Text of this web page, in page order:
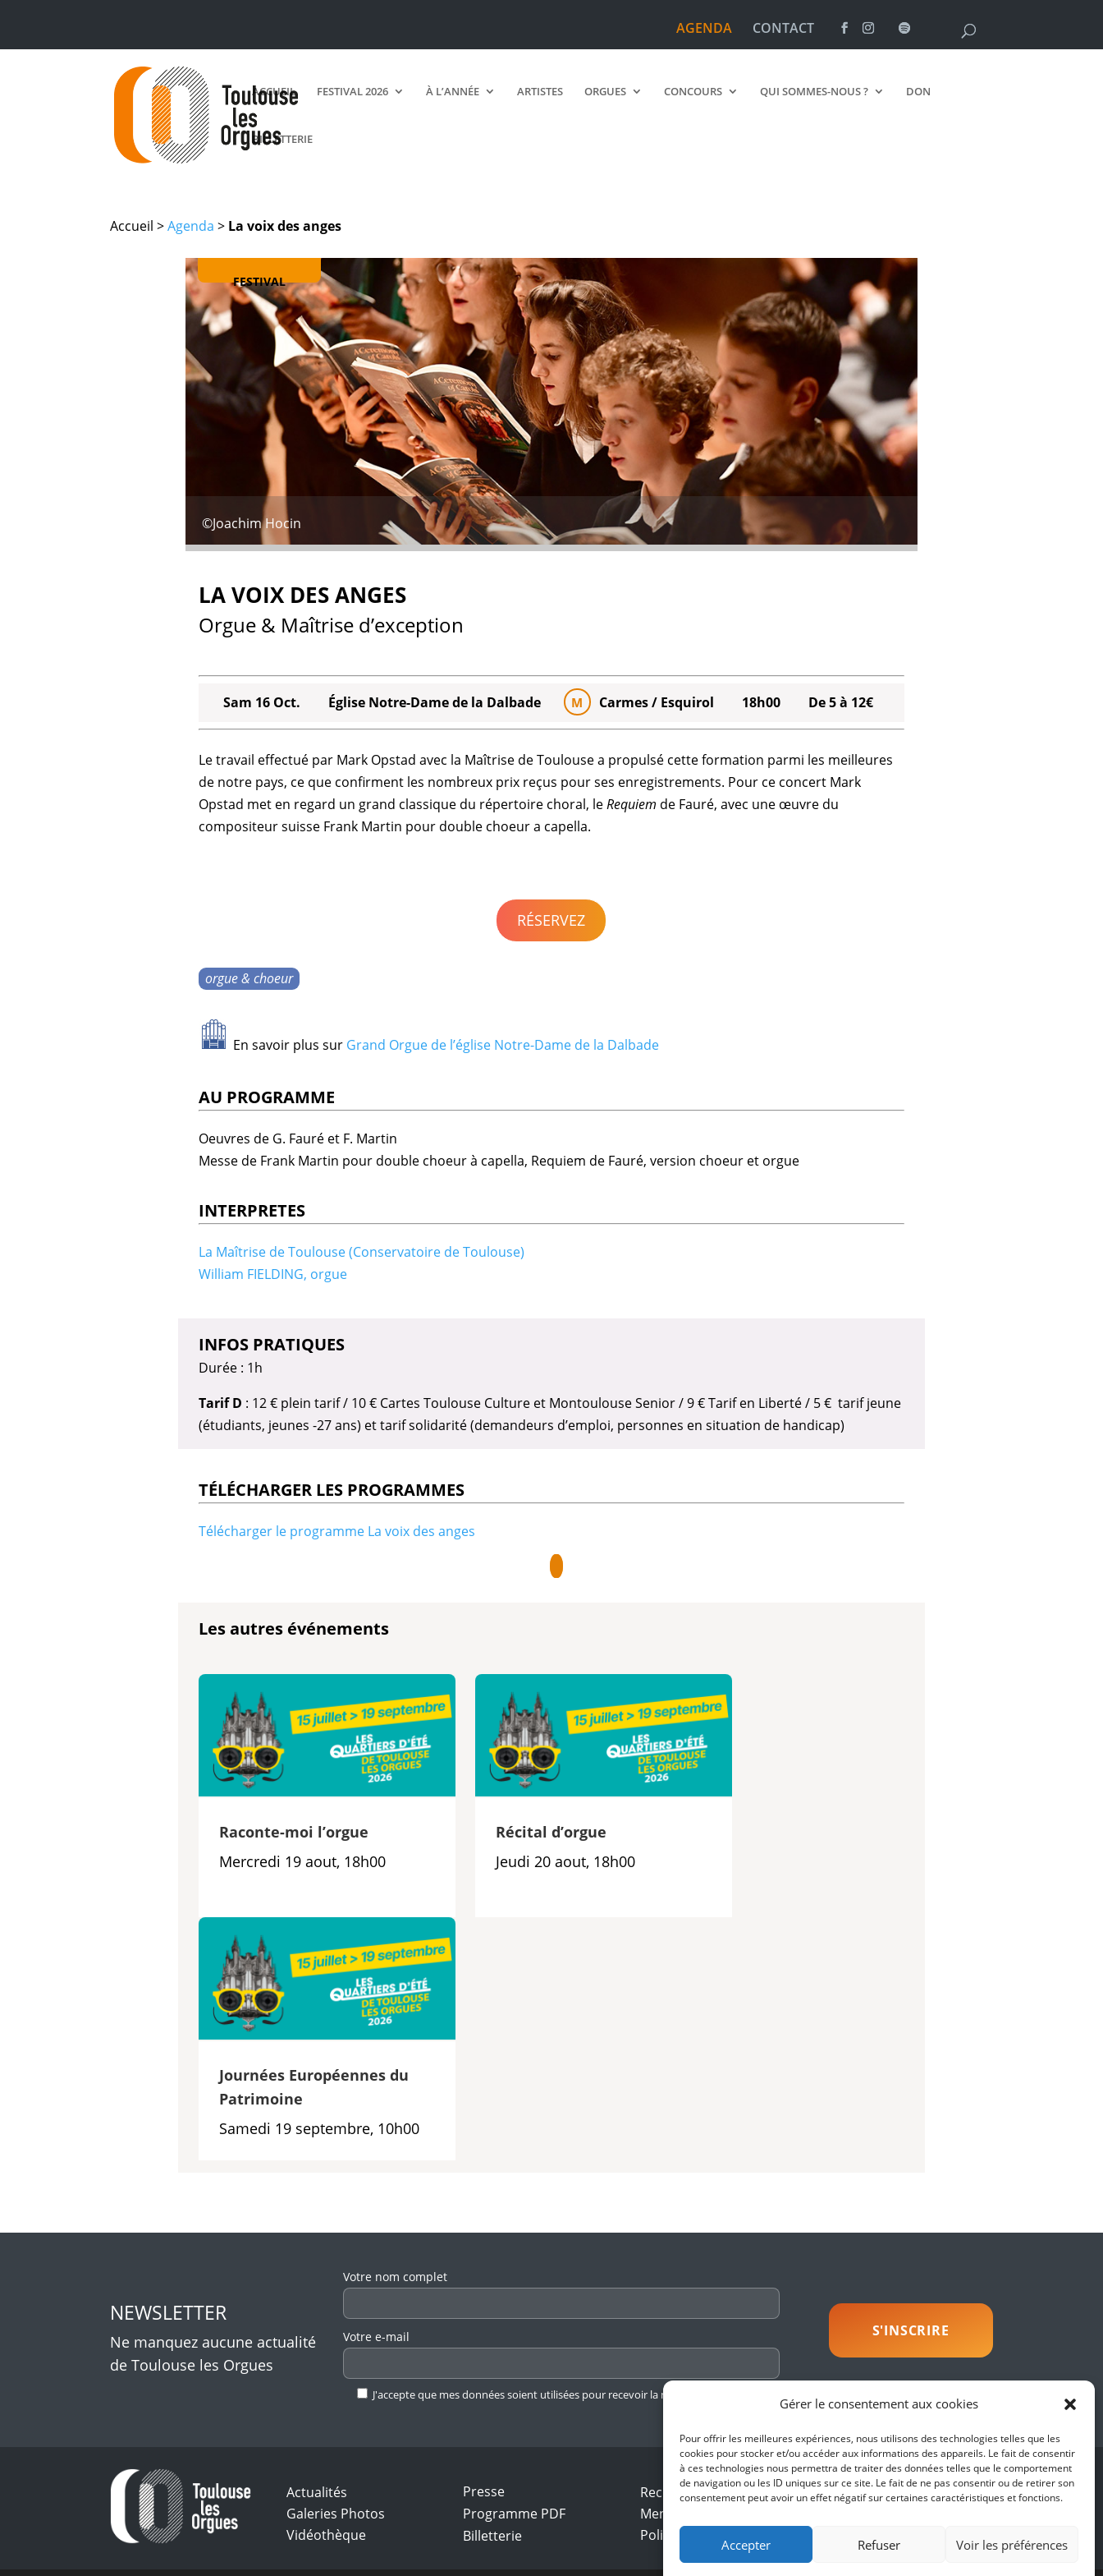
Gérer le consentement aux cookies
Pour offrir les meilleures expériences, nous utilisons des technologies telles que les
cookies pour stocker et/ou accéder aux informations des appareils. Le fait de consentir
à ces technologies nous permettra de traiter des données telles que le comportement
de navigation ou les ID uniques sur ce site. Le fait de ne pas consentir ou de retirer son
consentement peut avoir un effet négatif sur certaines caractéristiques et fonctions.
Accepter Refuser Voir les préférences
AGENDA CONTACT
ACCUEIL FESTIVAL 2026 À L’ANNÉE ARTISTES ORGUES CONCOURS QUI SOMMES-NOUS ? DON
BILLETTERIE
Accueil >Agenda > La voix des anges
FESTIVAL
©Joachim Hocin
LA VOIX DES ANGES
Orgue & Maîtrise d’exception
Sam 16 Oct. Église Notre-Dame de la Dalbade M Carmes / Esquirol 18h00 De 5 à 12€
Le travail effectué par Mark Opstad avec la Maîtrise de Toulousea propulsé cette formation parmi les meilleures
de notre pays, ce que confirment les nombreux prix reçus pour ses enregistrements. Pour ce concert Mark
Opstad met en regard un grand classique du répertoire choral, leRequiem de Fauré, avec une œuvre du
compositeur suisse Frank Martin pour double choeur a capella.
RÉSERVEZ
orgue & choeur
En savoir plus sur Grand Orgue de l’église Notre-Dame de la Dalbade
AU PROGRAMME
Oeuvres de G. Fauré et F. Martin
Messe de Frank Martin pour double choeur à capella, Requiem de Fauré, version choeur et orgue
INTERPRETES
La Maîtrise de Toulouse (Conservatoire de Toulouse)
William FIELDING, orgue
INFOS PRATIQUES
Durée : 1h
Tarif D : 12 € plein tarif / 10 € Cartes Toulouse Culture et Montoulouse Senior / 9 € Tarif en Liberté / 5 € tarif jeune
(étudiants, jeunes -27 ans) et tarif solidarité (demandeurs d’emploi, personnes en situation de handicap)
TÉLÉCHARGER LES PROGRAMMES
Télécharger le programme La voix des anges
Les autres événements
Raconte-moi l’orgue
Mercredi 19 aout, 18h00
Récital d’orgue
Jeudi 20 aout, 18h00
Journées Européennes du
Patrimoine
Samedi 19 septembre, 10h00
NEWSLETTER
Ne manquez aucune actualité
de Toulouse les Orgues
Veuillez laisser ce champ vide.
Votre nom complet
Votre e-mail
J'accepte que mes données soient utilisées pour recevoir la newsletter.
Actualités
Galeries Photos
Vidéothèque
Presse
Programme PDF
Billetterie
Recrutement
Mentions légales
Politique de confidentialité
SUIVEZ-NOUS